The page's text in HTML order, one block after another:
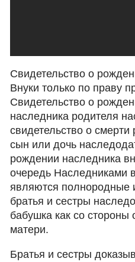
Свидетельство о
Внуки только по праву
Свидетельство о
наследника родителя
свидетельство о
сын или дочь
рождении наследника
очередь Наследниками
являются полнородные
братья и сестры
бабушка как со стороны
матери.
Братья и сестры